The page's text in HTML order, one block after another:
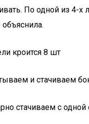
По одной из 4-
кроится 8 шт
и стачиваем
стачиваем с